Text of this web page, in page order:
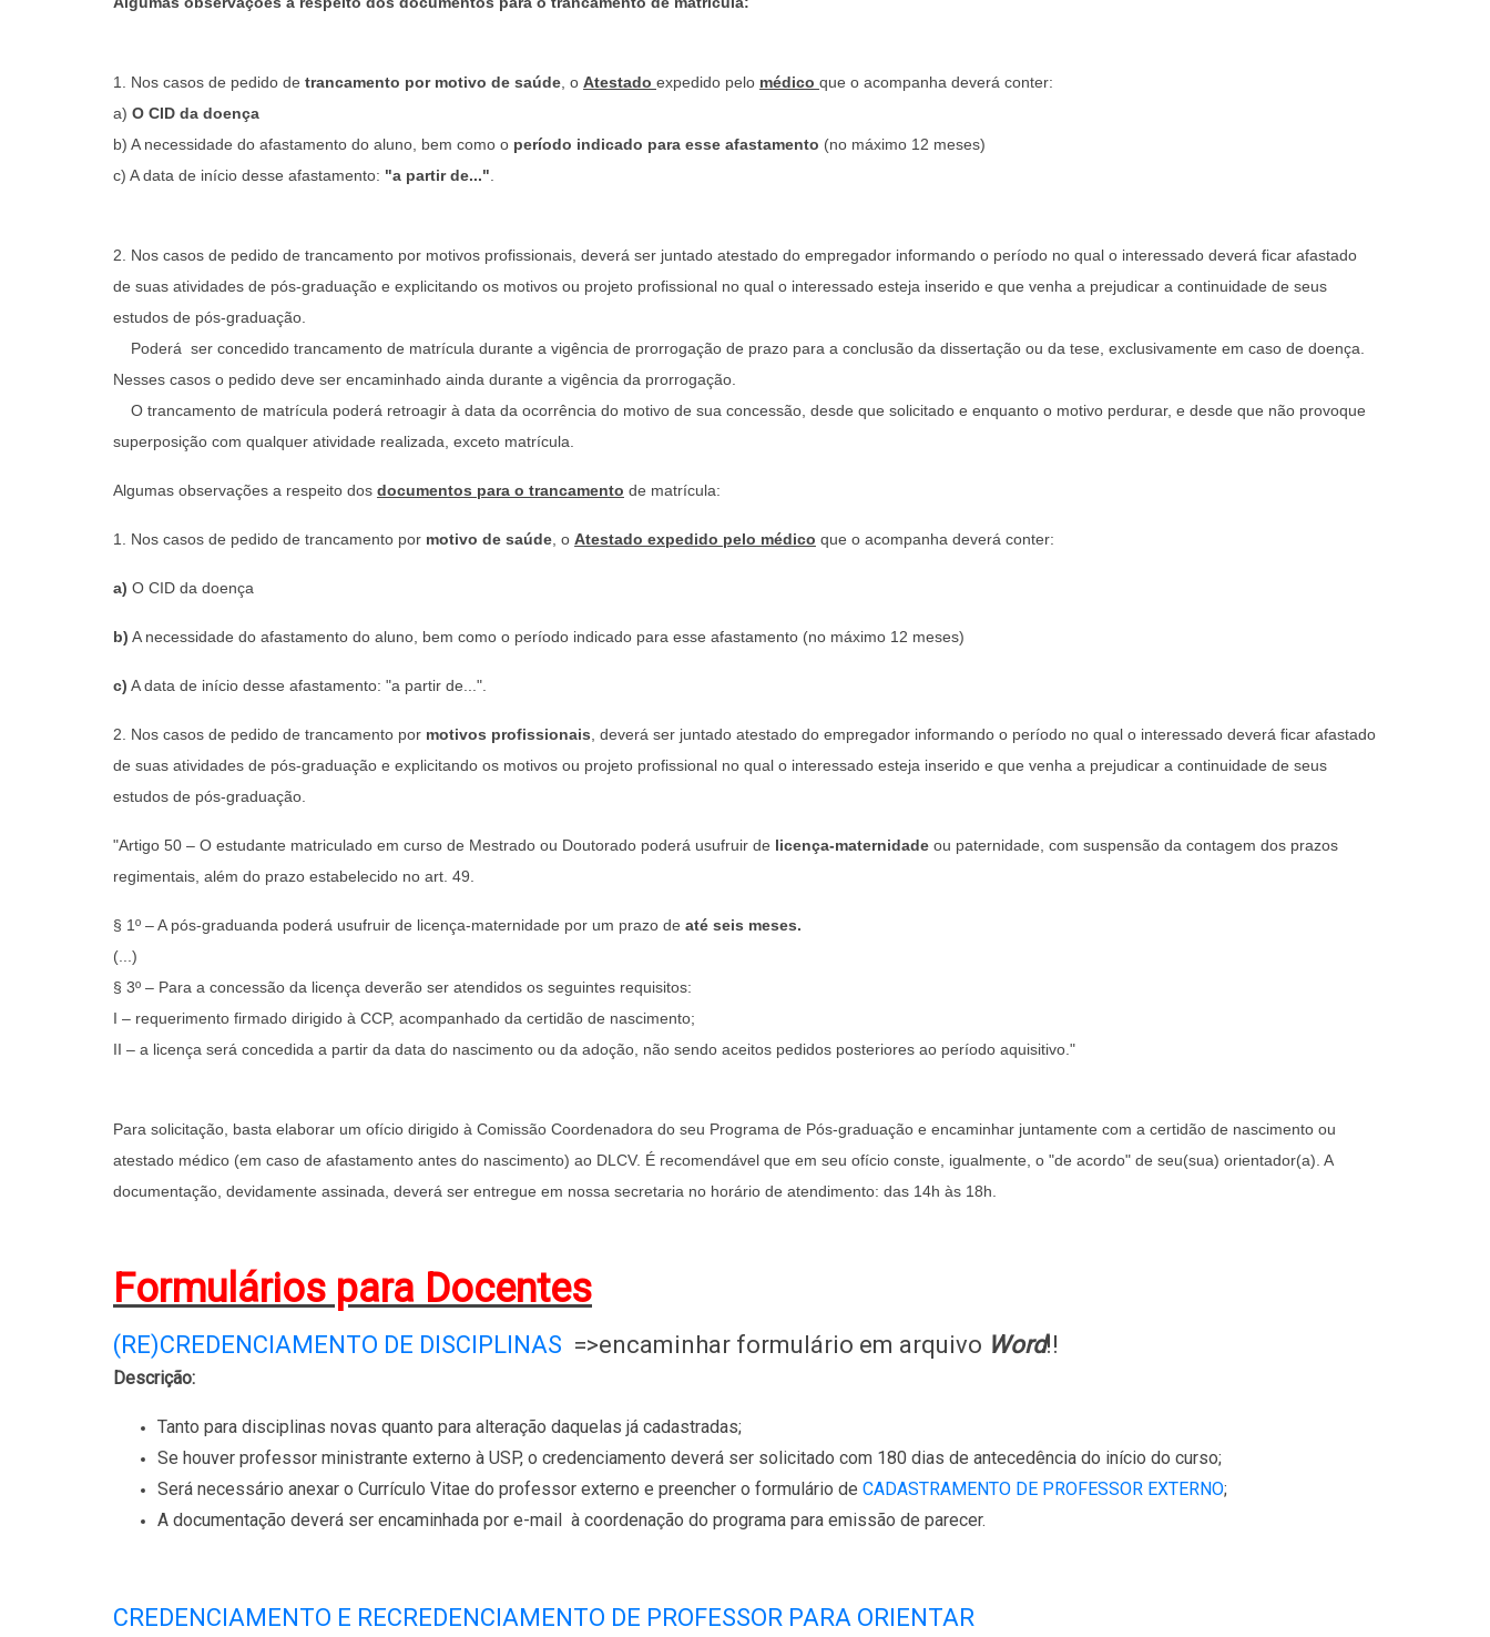
1. Nos casos de pedido de trancamento por motivo de saúde , o Atestado expedido pelo médico que o acompanha deverá conter:
a) O CID da doença
b) A necessidade do afastamento do aluno, bem como o período indicado para esse afastamento (no máximo 12 meses)
c) A data de início desse afastamento: "a partir de..."
2. Nos casos de pedido de trancamento por motivos profissionais, deverá ser juntado atestado do empregador informando o período no qual o interessado deverá ficar afastado
de suas atividades de pós-graduação e explicitando os motivos ou projeto profissional no qual o interessado esteja inserido e que venha a prejudicar a continuidade de seus
estudos de pós-graduação.
Poderá ser concedido trancamento de matrícula durante a vigência de prorrogação de prazo para a conclusão da dissertação ou da tese, exclusivamente em caso de doença.
Nesses casos o pedido deve ser encaminhado ainda durante a vigência da prorrogação.
O trancamento de matrícula poderá retroagir à data da ocorrência do motivo de sua concessão, desde que solicitado e enquanto o motivo perdurar, e desde que não provoque
superposição com qualquer atividade realizada, exceto matrícula.
Algumas observações a respeito dos documentos para o trancamento de matrícula:
1. Nos casos de pedido de trancamento por motivo de saúde , o Atestado expedido pelo médico que o acompanha deverá conter:
a) O CID da doença
b) A necessidade do afastamento do aluno, bem como o período indicado para esse afastamento (no máximo 12 meses)
c) A data de início desse afastamento: "a partir de...".
2. Nos casos de pedido de trancamento por motivos profissionais , deverá ser juntado atestado do empregador informando o período no qual o interessado deverá ficar afastado
de suas atividades de pós-graduação e explicitando os motivos ou projeto profissional no qual o interessado esteja inserido e que venha a prejudicar a continuidade de seus
estudos de pós-graduação.
"Artigo 50 – O estudante matriculado em curso de Mestrado ou Doutorado poderá usufruir de licença-maternidade ou paternidade, com suspensão da contagem dos prazos
regimentais, além do prazo estabelecido no art. 49.
§ 1º – A pós-graduanda poderá usufruir de licença-maternidade por um prazo de até seis meses.
(...)
§ 3º – Para a concessão da licença deverão ser atendidos os seguintes requisitos:
I – requerimento firmado dirigido à CCP, acompanhado da certidão de nascimento;
II – a licença será concedida a partir da data do nascimento ou da adoção, não sendo aceitos pedidos posteriores ao período aquisitivo."
Para solicitação, basta elaborar um ofício dirigido à Comissão Coordenadora do seu Programa de Pós-graduação e encaminhar juntamente com a certidão de nascimento ou
atestado médico (em caso de afastamento antes do nascimento) ao DLCV. É recomendável que em seu ofício conste, igualmente, o "de acordo" de seu(sua) orientador(a). A
documentação, devidamente assinada, deverá ser entregue em nossa secretaria no horário de atendimento: das 14h às 18h.
Formulários para Docentes
(RE)CREDENCIAMENTO DE DISCIPLINAS =>encaminhar formulário em arquivo Word!!
Descrição:
Tanto para disciplinas novas quanto para alteração daquelas já cadastradas;
Se houver professor ministrante externo à USP, o credenciamento deverá ser solicitado com 180 dias de antecedência do início do curso;
Será necessário anexar o Currículo Vitae do professor externo e preencher o formulário de CADASTRAMENTO DE PROFESSOR EXTERNO;
A documentação deverá ser encaminhada por e-mail à coordenação do programa para emissão de parecer.
CREDENCIAMENTO E RECREDENCIAMENTO DE PROFESSOR PARA ORIENTAR